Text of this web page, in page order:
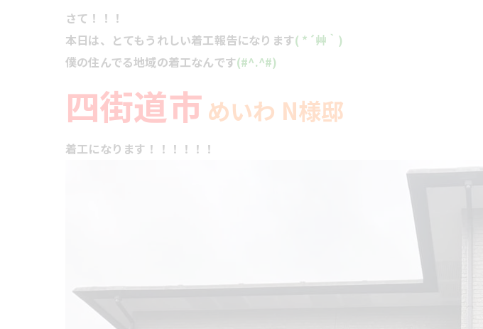
さて！！！
本日は、とてもうれしい着工報告になります( *´艸｀)
僕の住んでる地域の着工なんです(#^.^#)
四街道市 めいわ N様邸
着工になります！！！！！！